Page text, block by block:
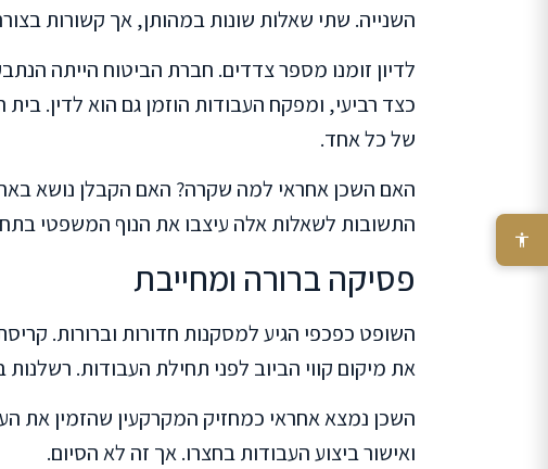
השנייה. שתי שאלות שונות במהותן, אך קשורות
לדיון זומנו מספר צדדים. חברת הביטוח הייתה
כצד רביעי, ומפקח העבודות הוזמן גם הוא לדין.
של כל אחד.
האם השכן אחראי למה שקרה? האם הקבלן נושא
התשובות לשאלות אלה עיצבו את הנוף המשפטי
פסיקה ברורה ומחייבת
השופט כפכפי הגיע למסקנות חדורות וברורות.
את מיקום קווי הביוב לפני תחילת העבודות.
השכן נמצא אחראי כמחזיק המקרקעין שהזמין את
ואישור ביצוע העבודות בחצרו. אך זה לא הסיום.